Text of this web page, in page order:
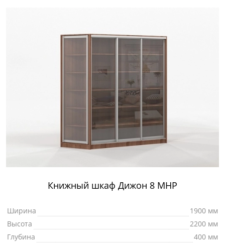
Книжный шкаф Дижон 8 МНР
Ширина
1900 мм
Высота
2200 мм
Глубина
400 мм